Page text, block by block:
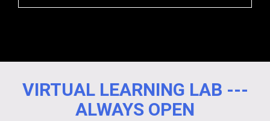
VIRTUAL LEARNING LAB ---
ALWAYS OPEN